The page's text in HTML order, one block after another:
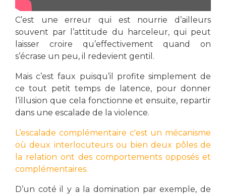
C’est une erreur qui est nourrie d’ailleurs
souvent par l’attitude du harceleur, qui peut
laisser croire qu’effectivement quand on
s’écrase un peu, il redevient gentil.
Mais c’est faux puisqu’il profite simplement de
ce tout petit temps de latence, pour donner
l’illusion que cela fonctionne et ensuite, repartir
dans une escalade de la violence.
L’escalade complémentaire c'est un mécanisme
où deux interlocuteurs ou bien deux pôles de
la relation ont des comportements opposés et
complémentaires.
D’un coté il y a la domination par exemple, de